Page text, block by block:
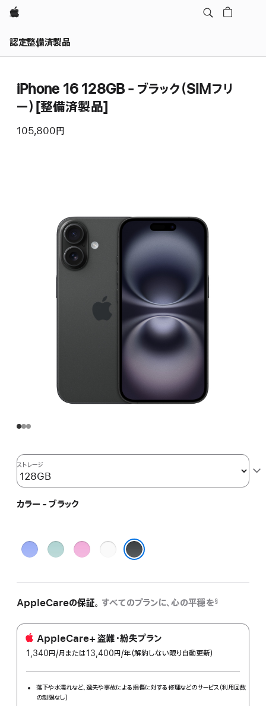
Apple
認定整備済製品
iPhone 16 128GB - ブラック（SIMフリ
ー）[整備済製品]
105,800円
ストレージ
カラー - ブラック
ウ
ル
マ
テ
ピ
ン
ホ
AppleCareの保証。 すべてのプランに、心の平穏を§
AppleCare+ 盗難・紛失プラン
1,340円/月per
または13,400円/年年
（解約しない限り自動更新）
落下や水濡れなど、過失や事故による損傷に対する修理などのサービス（利用回数
の制限なし）